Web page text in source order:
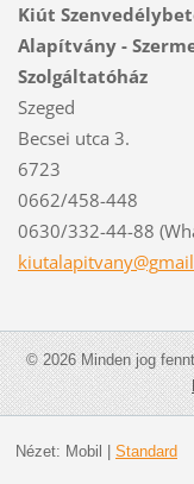
Kiút
Alapítvány -
Szolgáltatóház
Szeged
Becsei utca 3.
6723
0662/458-448
0630/332-44-88
kiutalapitvany@g
© 2026 Minden jog
Nézet: Mobil Standard